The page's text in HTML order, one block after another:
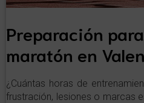
Preparación
maratón en
¿Cuántas horas de
frustración, lesiones o marcas